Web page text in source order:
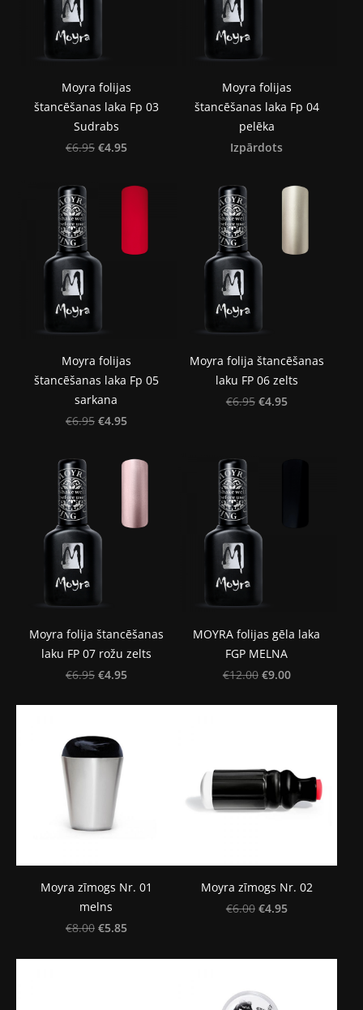
Moyra folijas
štancēšanas laka Fp 03
Sudrabs
€6.95 €4.95
Moyra folijas
štancēšanas laka Fp 04
pelēka
Izpārdots
Moyra folijas
štancēšanas laka Fp 05
sarkana
€6.95 €4.95
Moyra folija štancēšanas
laku FP 06 zelts
€6.95 €4.95
Moyra folija štancēšanas
laku FP 07 rožu zelts
€6.95 €4.95
MOYRA folijas gēla laka
FGP MELNA
€12.00 €9.00
Moyra zīmogs Nr. 01
melns
€8.00 €5.85
Moyra zīmogs Nr. 02
€6.00 €4.95